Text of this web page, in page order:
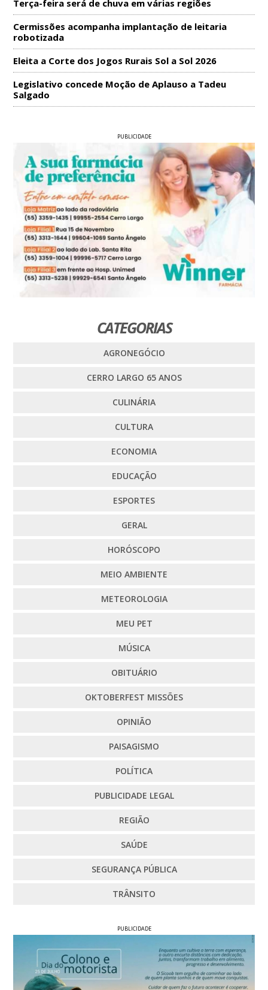
Terça-feira será de chuva em várias regiões
Cermissões acompanha implantação de leitaria
robotizada
Eleita a Corte dos Jogos Rurais Sol a Sol 2026
Legislativo concede Moção de Aplauso a Tadeu
Salgado
PUBLICIDADE
CATEGORIAS
AGRONEGÓCIO
CERRO LARGO 65 ANOS
CULINÁRIA
CULTURA
ECONOMIA
EDUCAÇÃO
ESPORTES
GERAL
HORÓSCOPO
MEIO AMBIENTE
METEOROLOGIA
MEU PET
MÚSICA
OBITUÁRIO
OKTOBERFEST MISSÕES
OPINIÃO
PAISAGISMO
POLÍTICA
PUBLICIDADE LEGAL
REGIÃO
SAÚDE
SEGURANÇA PÚBLICA
TRÂNSITO
PUBLICIDADE